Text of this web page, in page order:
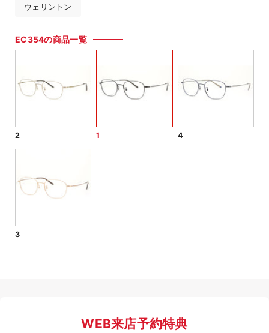
ウェリントン
EC354の商品一覧
2 1 4
3
WEB来店予約特典